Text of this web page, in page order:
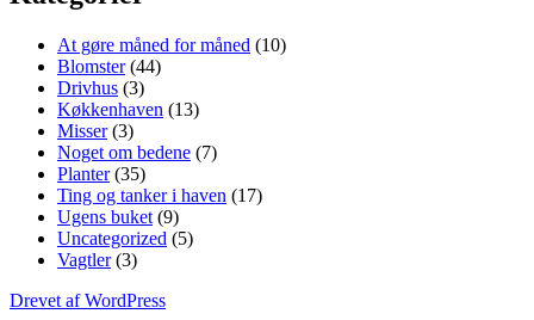
At gøre måned for måned (10)
Blomster(44)
Drivhus (3)
Køkkenhaven (13)
Misser(3)
Noget om bedene (7)
Planter(35)
Ting og tanker i haven (17)
Ugens buket (9)
Uncategorized (5)
Vagtler(3)
Drevet af WordPress